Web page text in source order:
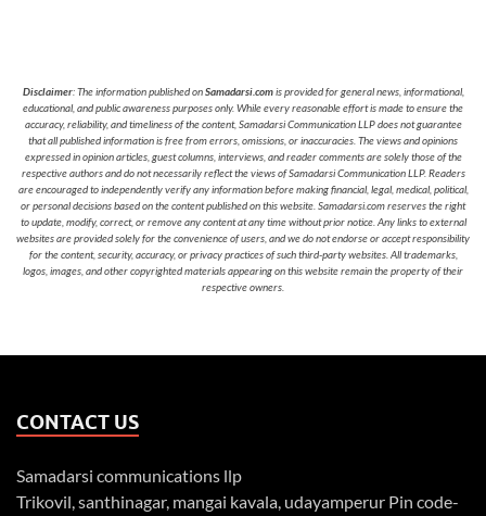
Disclaimer: The information published onSamadarsi.comis provided for general news, informational,
educational, and public awareness purposes only. While every reasonable effort is made to ensure the
accuracy, reliability, and timeliness of the content, Samadarsi Communication LLP does not guarantee
that all published information is free from errors, omissions, or inaccuracies. The views and opinions
expressed in opinion articles, guest columns, interviews, and reader comments are solely those of the
respective authors and do not necessarily reflect the views of Samadarsi Communication LLP. Readers
are encouraged to independently verify any information before making financial, legal, medical, political,
or personal decisions based on the content published on this website. Samadarsi.com reserves the right
to update, modify, correct, or remove any content at any time without prior notice. Any links to external
websites are provided solely for the convenience of users, and we do not endorse or accept responsibility
for the content, security, accuracy, or privacy practices of such third-party websites. All trademarks,
logos, images, and other copyrighted materials appearing on this website remain the property of their
respective owners.
CONTACT US
Samadarsi communications llp
Trikovil, santhinagar, mangai kavala, udayamperur Pin code-